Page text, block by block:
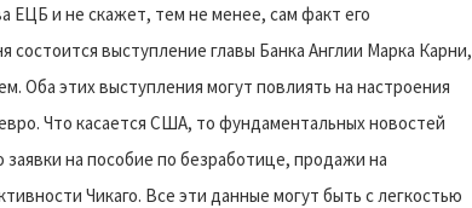
ЕЦБ и не скажет, тем не менее, сам факт его
выступление главы Банка Англии Марка Карни,
Оба этих выступления могут повлиять на настроения
Что касается США, то фундаментальных новостей
на пособие по безработице, продажи на
Чикаго. Все эти данные могут быть с легкостью